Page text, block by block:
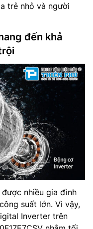
trẻ nhỏ và người
đến khả
nhiều gia đình
suất lớn. Vì vậy,
Inverter trên